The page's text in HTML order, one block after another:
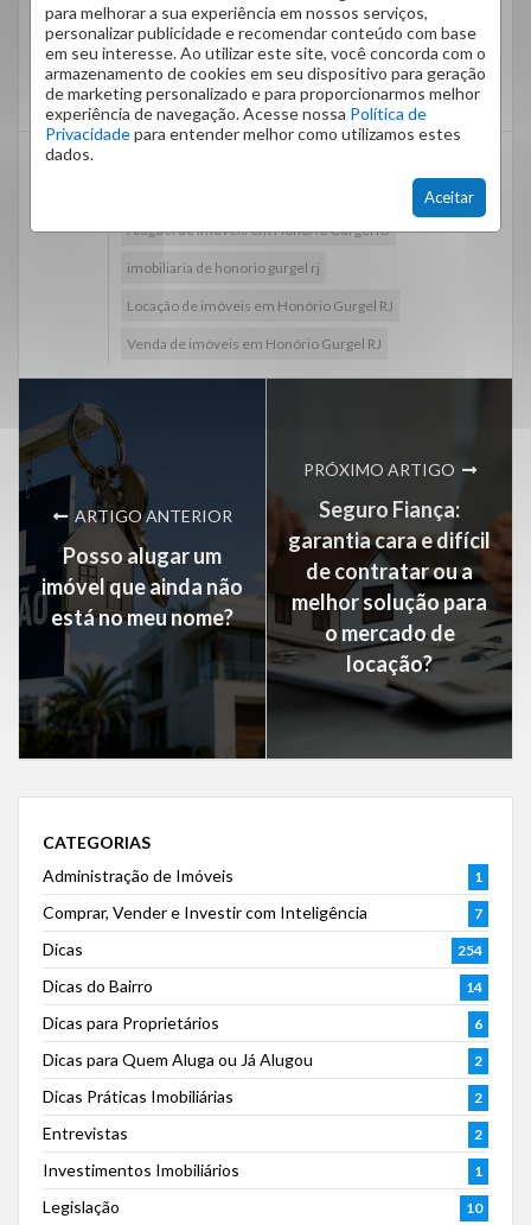
para melhorar a sua experiência em nossos serviços,
personalizar publicidade e recomendar conteúdo com base
em seu interesse. Ao utilizar este site, você concorda com o
armazenamento de cookies em seu dispositivo para geração
de marketing personalizado e para proporcionarmos melhor
experiência de navegação. Acesse nossa Política de
Privacidadepara entender melhor como utilizamos estes
dados.
Aceitar
Honório Gurgel Rio de Janeiro.
Cliqueaqui, acesse nosso site e encontre o imóvel
que tanto procura!
Aluguel de imóveis em Honório Gurgel RJ
imobiliaria de honorio gurgel rj
Locação de imóveis em Honório Gurgel RJ
Venda de imóveis em Honório Gurgel RJ
ARTIGO ANTERIOR
Posso alugar um
imóvel que ainda não
está no meu nome?
PRÓXIMO ARTIGO
Seguro Fiança:
garantia cara e difícil
de contratar ou a
melhor solução para
o mercado de
locação?
CATEGORIAS
Administração de Imóveis
1
Comprar, Vender e Investir com Inteligência 7
Dicas 254
Dicas do Bairro 14
Dicas para Proprietários 6
Dicas para Quem Aluga ou Já Alugou 2
Dicas Práticas Imobiliárias 2
Entrevistas 2
Investimentos Imobiliários 1
Legislação 10